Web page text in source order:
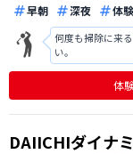
早朝
深夜 体
何度も掃除に来
い。
体
DAIICHIダイナ